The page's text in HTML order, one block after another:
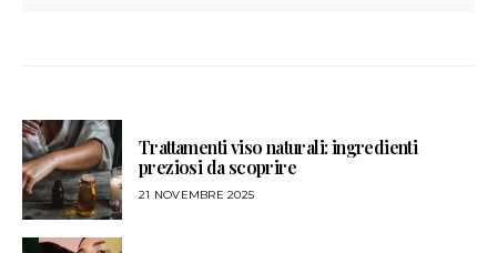
Trattamenti viso naturali: ingredienti
preziosi da scoprire
21 NOVEMBRE 2025